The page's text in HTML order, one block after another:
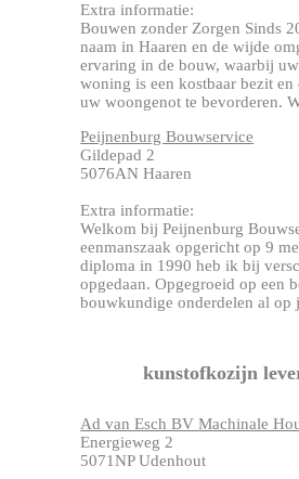
Extra informatie:
Bouwen zonder Zorgen Sinds
naam in Haaren en de wijde
ervaring in de bouw, waarbij
woning is een kostbaar bezit
uw woongenot te bevorderen.
Peijnenburg Bouwservice
Gildepad 2
5076AN Haaren
Extra informatie:
Welkom bij Peijnenburg
eenmanszaak opgericht op 9
diploma in 1990 heb ik bij
opgedaan. Opgegroeid op een
bouwkundige onderdelen al op
kunstofkozijn
Ad van Esch BV Machinale
Energieweg 2
5071NP Udenhout